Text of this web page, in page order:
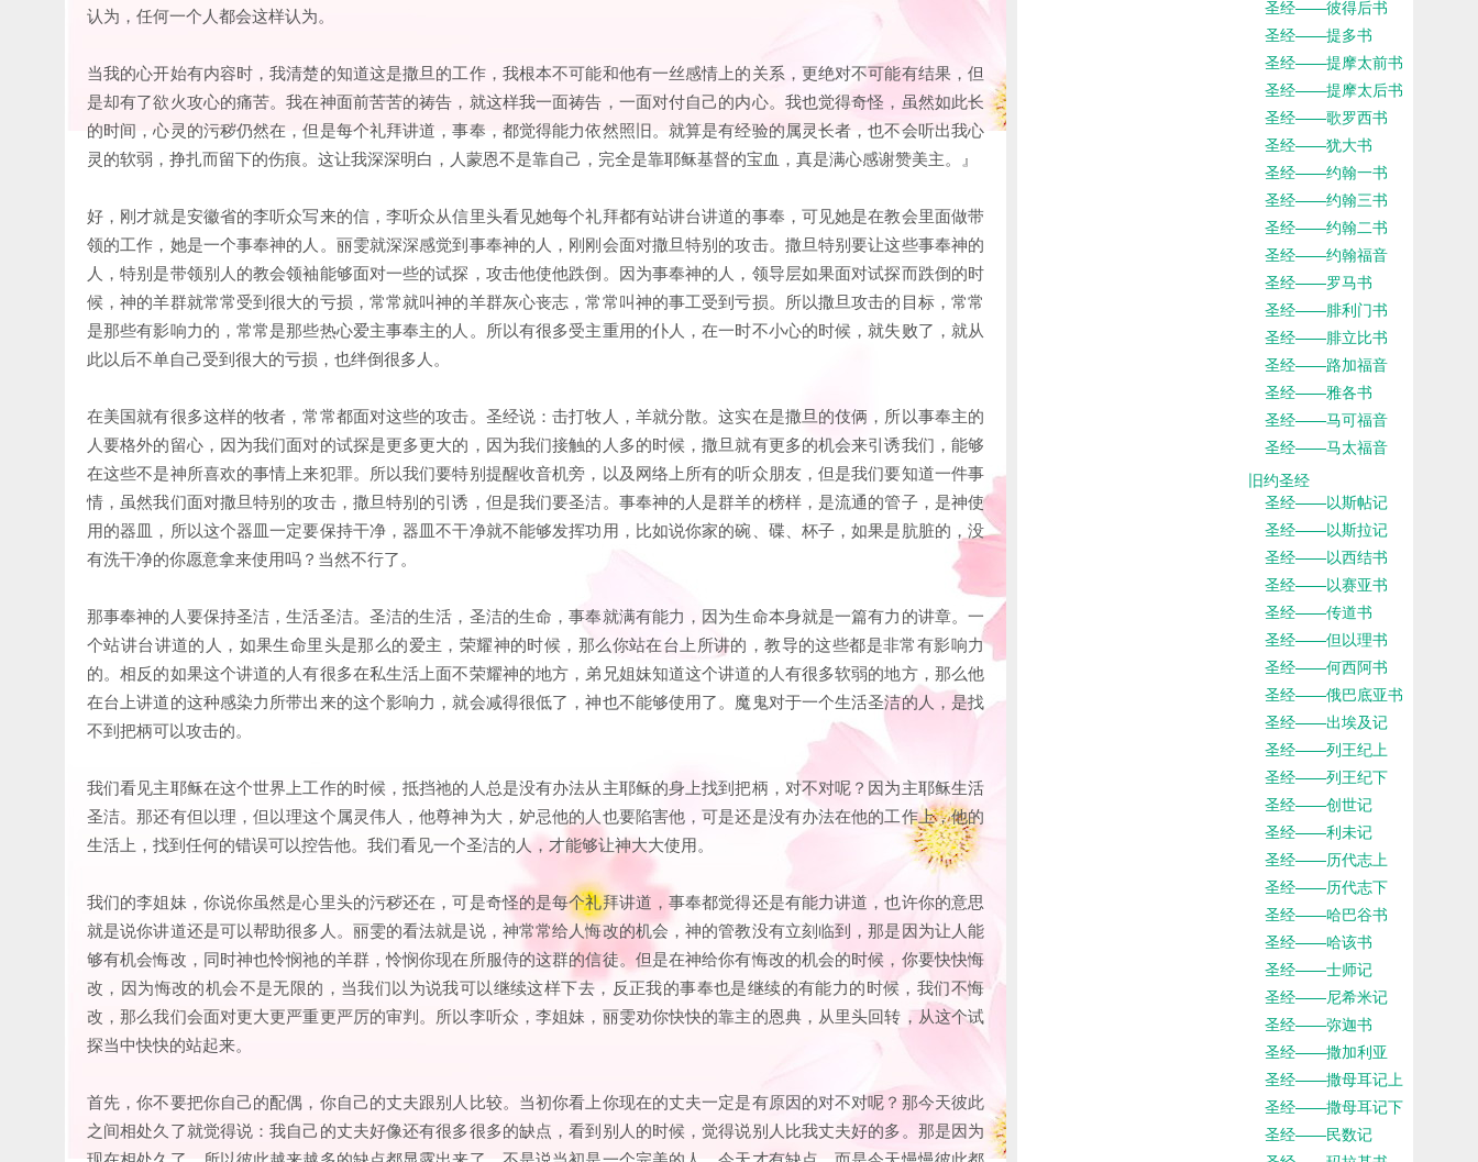
认为，任何一个人都会这样认为。
当我的心开始有内容时，我清楚的知道这是撒旦的工作，我根本不可能和他有一丝感情上的关系，更绝对不可能有结果，但
是却有了欲火攻心的痛苦。我在神面前苦苦的祷告，就这样我一面祷告，一面对付自己的内心。我也觉得奇怪，虽然如此长
的时间，心灵的污秽仍然在，但是每个礼拜讲道，事奉，都觉得能力依然照旧。就算是有经验的属灵长者，也不会听出我心
灵的软弱，挣扎而留下的伤痕。这让我深深明白，人蒙恩不是靠自己，完全是靠耶稣基督的宝血，真是满心感谢赞美主。』
好，刚才就是安徽省的李听众写来的信，李听众从信里头看见她每个礼拜都有站讲台讲道的事奉，可见她是在教会里面做带
领的工作，她是一个事奉神的人。丽雯就深深感觉到事奉神的人，刚刚会面对撒旦特别的攻击。撒旦特别要让这些事奉神的
人，特别是带领别人的教会领袖能够面对一些的试探，攻击他使他跌倒。因为事奉神的人，领导层如果面对试探而跌倒的时
候，神的羊群就常常受到很大的亏损，常常就叫神的羊群灰心丧志，常常叫神的事工受到亏损。所以撒旦攻击的目标，常常
是那些有影响力的，常常是那些热心爱主事奉主的人。所以有很多受主重用的仆人，在一时不小心的时候，就失败了，就从
此以后不单自己受到很大的亏损，也绊倒很多人。
在美国就有很多这样的牧者，常常都面对这些的攻击。圣经说：击打牧人，羊就分散。这实在是撒旦的伎俩，所以事奉主的
人要格外的留心，因为我们面对的试探是更多更大的，因为我们接触的人多的时候，撒旦就有更多的机会来引诱我们，能够
在这些不是神所喜欢的事情上来犯罪。所以我们要特别提醒收音机旁，以及网络上所有的听众朋友，但是我们要知道一件事
情，虽然我们面对撒旦特别的攻击，撒旦特别的引诱，但是我们要圣洁。事奉神的人是群羊的榜样，是流通的管子，是神使
用的器皿，所以这个器皿一定要保持干净，器皿不干净就不能够发挥功用，比如说你家的碗、碟、杯子，如果是肮脏的，没
有洗干净的你愿意拿来使用吗？当然不行了。
那事奉神的人要保持圣洁，生活圣洁。圣洁的生活，圣洁的生命，事奉就满有能力，因为生命本身就是一篇有力的讲章。一
个站讲台讲道的人，如果生命里头是那么的爱主，荣耀神的时候，那么你站在台上所讲的，教导的这些都是非常有影响力
的。相反的如果这个讲道的人有很多在私生活上面不荣耀神的地方，弟兄姐妹知道这个讲道的人有很多软弱的地方，那么他
在台上讲道的这种感染力所带出来的这个影响力，就会减得很低了，神也不能够使用了。魔鬼对于一个生活圣洁的人，是找
不到把柄可以攻击的。
我们看见主耶稣在这个世界上工作的时候，抵挡祂的人总是没有办法从主耶稣的身上找到把柄，对不对呢？因为主耶稣生活
圣洁。那还有但以理，但以理这个属灵伟人，他尊神为大，妒忌他的人也要陷害他，可是还是没有办法在他的工作上，他的
生活上，找到任何的错误可以控告他。我们看见一个圣洁的人，才能够让神大大使用。
我们的李姐妹，你说你虽然是心里头的污秽还在，可是奇怪的是每个礼拜讲道，事奉都觉得还是有能力讲道，也许你的意思
就是说你讲道还是可以帮助很多人。丽雯的看法就是说，神常常给人悔改的机会，神的管教没有立刻临到，那是因为让人能
够有机会悔改，同时神也怜悯祂的羊群，怜悯你现在所服侍的这群的信徒。但是在神给你有悔改的机会的时候，你要快快悔
改，因为悔改的机会不是无限的，当我们以为说我可以继续这样下去，反正我的事奉也是继续的有能力的时候，我们不悔
改，那么我们会面对更大更严重更严厉的审判。所以李听众，李姐妹，丽雯劝你快快的靠主的恩典，从里头回转，从这个试
探当中快快的站起来。
首先，你不要把你自己的配偶，你自己的丈夫跟别人比较。当初你看上你现在的丈夫一定是有原因的对不对呢？那今天彼此
之间相处久了就觉得说：我自己的丈夫好像还有很多很多的缺点，看到别人的时候，觉得说别人比我丈夫好的多。那是因为
圣经——彼得后书
圣经——提多书
圣经——提摩太前书
圣经——提摩太后书
圣经——歌罗西书
圣经——犹大书
圣经——约翰一书
圣经——约翰三书
圣经——约翰二书
圣经——约翰福音
圣经——罗马书
圣经——腓利门书
圣经——腓立比书
圣经——路加福音
圣经——雅各书
圣经——马可福音
圣经——马太福音
旧约圣经
圣经——以斯帖记
圣经——以斯拉记
圣经——以西结书
圣经——以赛亚书
圣经——传道书
圣经——但以理书
圣经——何西阿书
圣经——俄巴底亚书
圣经——出埃及记
圣经——列王纪上
圣经——列王纪下
圣经——创世记
圣经——利未记
圣经——历代志上
圣经——历代志下
圣经——哈巴谷书
圣经——哈该书
圣经——士师记
圣经——尼希米记
圣经——弥迦书
圣经——撒加利亚
圣经——撒母耳记上
圣经——撒母耳记下
圣经——民数记